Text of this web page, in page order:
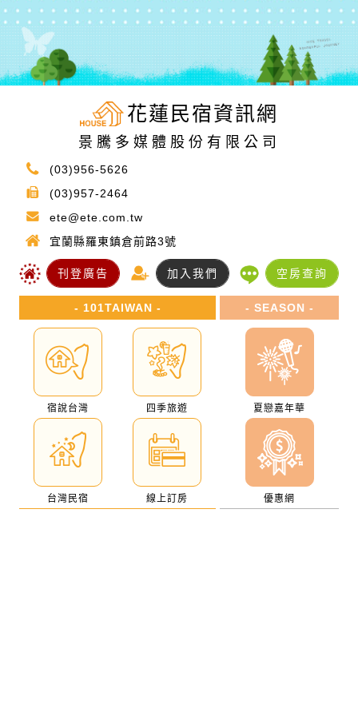
花蓮民宿資訊網
景騰多媒體股份有限公司
(03)956-5626
(03)957-2464
ete@ete.com.tw
宜蘭縣羅東鎮倉前路3號
刊登廣告 加入我們 空房查詢
- 101TAIWAN -
宿說台灣 四季旅遊
台灣民宿 線上訂房
- SEASON -
夏戀嘉年華
優惠網